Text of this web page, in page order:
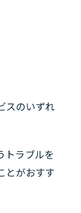
スのいずれ
トラブルを
とがおすす